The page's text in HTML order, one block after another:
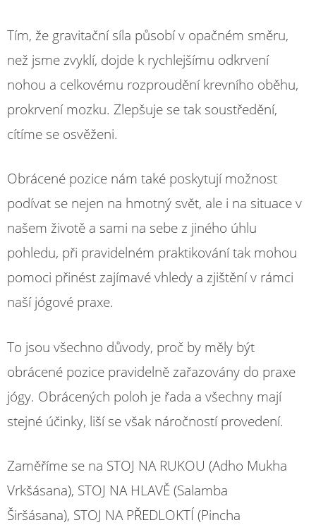
Tím, že gravitační síla působí v opačném směru,
než jsme zvyklí, dojde k rychlejšímu odkrvení
nohou a celkovému rozproudění krevního oběhu,
prokrvení mozku. Zlepšuje se tak soustředění,
cítíme se osvěženi.
Obrácené pozice nám také poskytují možnost
podívat se nejen na hmotný svět, ale i na situace v
našem životě a sami na sebe z jiného úhlu
pohledu, při pravidelném praktikování tak mohou
pomoci přinést zajímavé vhledy a zjištění v rámci
naší jógové praxe.
To jsou všechno důvody, proč by měly být
obrácené pozice pravidelně zařazovány do praxe
jógy. Obrácených poloh je řada a všechny mají
stejné účinky, liší se však náročností provedení.
Zaměříme se na STOJ NA RUKOU (Adho Mukha
Vrkšásana), STOJ NA HLAVĚ (Salamba
Širšásana), STOJ NAPŘEDLOKTÍ (Pincha